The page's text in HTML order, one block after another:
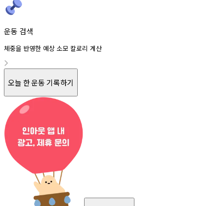
운동 검색
체중을 반영한 예상 소모 칼로리 계산
오늘 한 운동 기록하기